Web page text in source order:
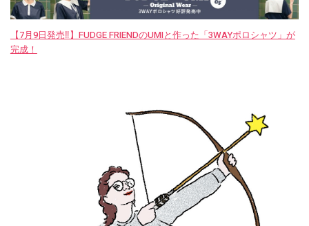
【7月9日発売‼︎】FUDGE FRIENDのUMIと作った「3WAYポロシャツ」が
完成！